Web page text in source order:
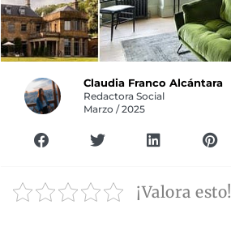
Claudia Franco Alcántara
Redactora Social
Marzo / 2025
¡Valora esto!